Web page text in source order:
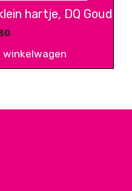
hartje, DQ Goud
winkelwagen